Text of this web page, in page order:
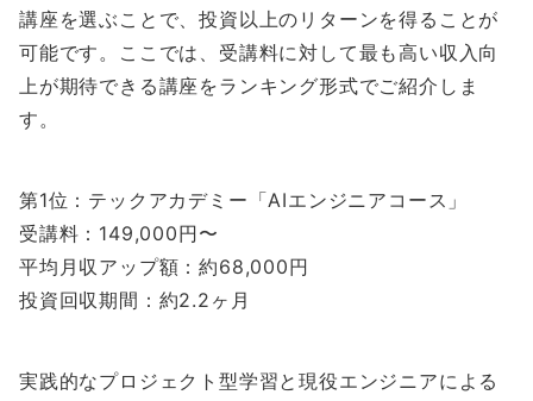
講座を選ぶことで、投資以上のリターンを得ることが
可能です。ここでは、受講料に対して最も高い収入向
上が期待できる講座をランキング形式でご紹介しま
す。
第1位：テックアカデミー「AIエンジニアコース」
受講料：149,000円〜
平均月収アップ額：約68,000円
投資回収期間：約2.2ヶ月
実践的なプロジェクト型学習と現役エンジニアによる